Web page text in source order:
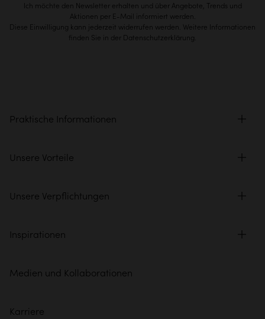
Ich möchte den Newsletter erhalten und über Angebote, Trends und
Aktionen per E-Mail informiert werden.
Diese Einwilligung kann jederzeit widerrufen werden. Weitere Informationen
finden Sie in der Datenschutzerklärung.
Praktische Informationen
Unsere Vorteile
Unsere Verpflichtungen
Inspirationen
Medien und Kollaborationen
Karriere